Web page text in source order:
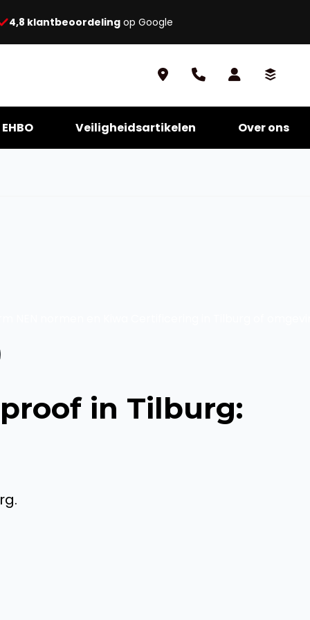
4,8 klantbeoordeling op Google
EHBO Veiligheidsartikelen Over ons
in Tilburg: